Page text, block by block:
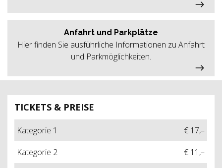
TICKETS & PREISE
Kategorie 1
€ 17,–
Kategorie 2
€ 11,–
Anfahrt und Parkplätze
Hier finden Sie ausführliche Informationen zu Anfahrt
und Parkmöglichkeiten.